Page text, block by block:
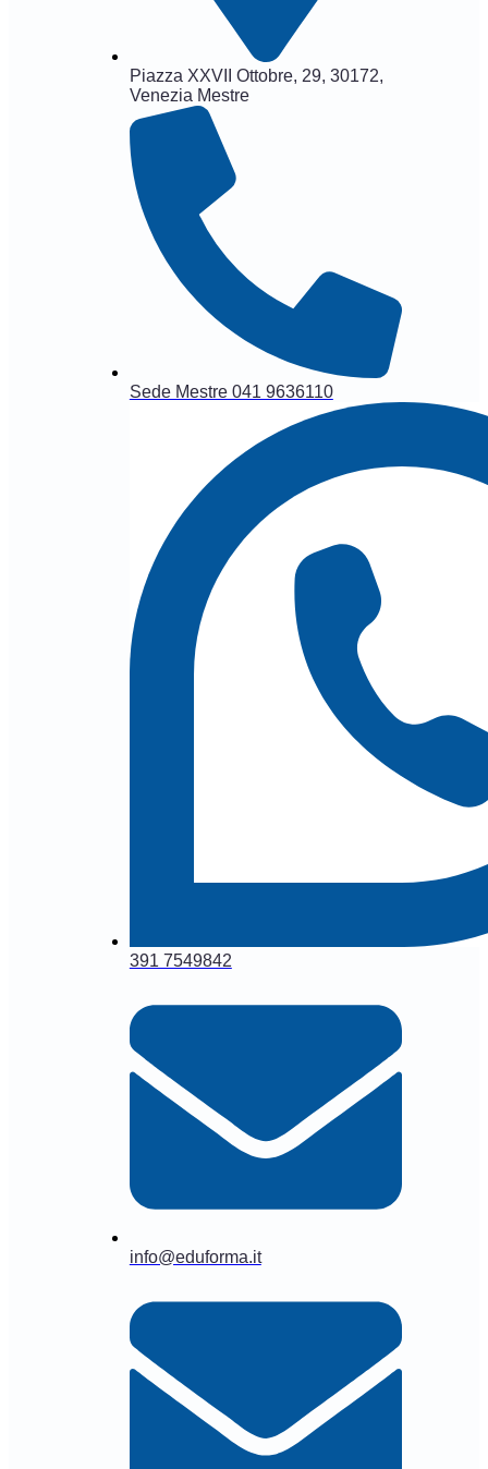
Piazza XXVII Ottobre, 29, 30172,
Venezia Mestre
Sede Mestre 041 9636110
391 7549842
info@eduforma.it